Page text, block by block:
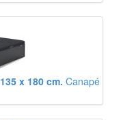
135 x 180 cm. Canapé